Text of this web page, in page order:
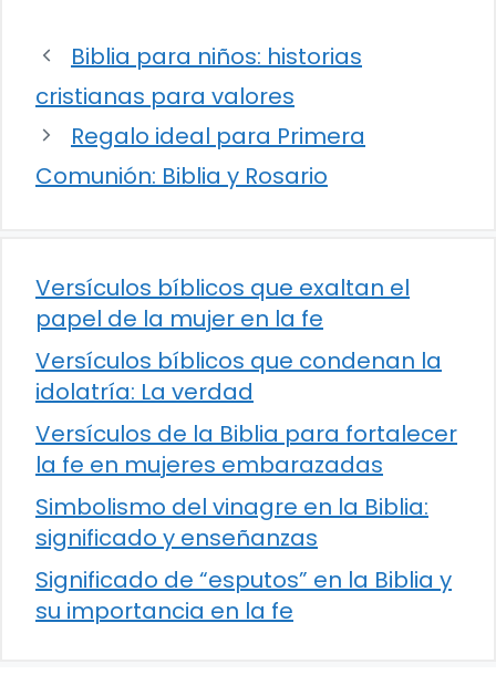
Biblia para niños: historias
cristianas para valores
Regalo ideal para Primera
Comunión: Biblia y Rosario
Versículos bíblicos que exaltan el
papel de la mujer en la fe
Versículos bíblicos que condenan la
idolatría: La verdad
Versículos de la Biblia para fortalecer
la fe en mujeres embarazadas
Simbolismo del vinagre en la Biblia:
significado y enseñanzas
Significado de “esputos” en la Biblia y
su importancia en la fe